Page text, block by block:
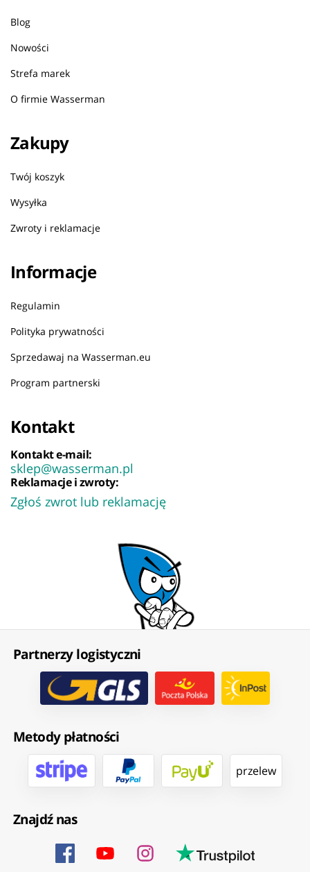
Blog
Nowości
Strefa marek
O firmie Wasserman
Zakupy
Twój koszyk
Wysyłka
Zwroty i reklamacje
Informacje
Regulamin
Polityka prywatności
Sprzedawaj na Wasserman.eu
Program partnerski
Kontakt
Kontakt e-mail:
sklep@wasserman.pl
Reklamacje i zwroty:
Zgłoś zwrot lub reklamację
Partnerzy logistyczni
Metody płatności
przelew
Znajdź nas